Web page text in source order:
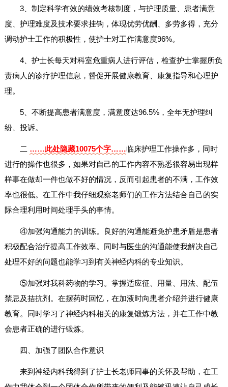
3、制定科学有效的绩效考核制度，与护理质量、患者满意
度、护理难度及技术要求挂钩，体现优劳优酬、多劳多得，充分
调动护士工作的积极性，使护士对工作满意度96%。
4、护士长每天对科室危重病人进行评估，检查护士掌握所负
责病人的诊疗护理信息，督促开展健康教育、康复指导和心理护
理。
5、不断提高患者满意度，满意度达96.5%，全年无护理纠
纷、投诉。
二 ……此处隐藏10075个字……临床护理工作操作多，同时
进行的操作也很多，如果对自己的工作内容不熟悉很容易出现样
样事在做却一件也做不好的情况，反而引起患者的不满，工作效
率也很低。在工作中我仔细观察老师们的工作方法结合自己的实
际合理利用时间处理手头的事情。
④加强沟通能力的训练。良好的沟通能避免护患矛盾是患者
积极配合治疗提高工作效率。同时与医生的沟通能使我解决自己
处理不好的问题也能学习到有关神经内科的专业知识。
⑤加强对我科药物的学习。掌握适应征、用量、用法、配伍
禁忌及拮抗剂。在摆药时回忆，在加液时向患者介绍并进行健康
教育。同时学习了神经内科相关的康复锻炼方法，并在工作中教
会患者正确的进行锻炼。
四、加强了团队合作意识
来到神经内科我得到了护士长老师同事的关怀及帮助，在工